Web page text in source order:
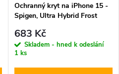
Ochranný kryt na iPhone 15 -
Spigen, Ultra Hybrid Frost
683 Kč
Skladem - hned k odeslání
1 ks